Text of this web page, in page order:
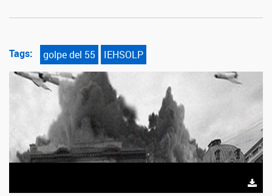
Tags: golpe del 55 IEHSOLP